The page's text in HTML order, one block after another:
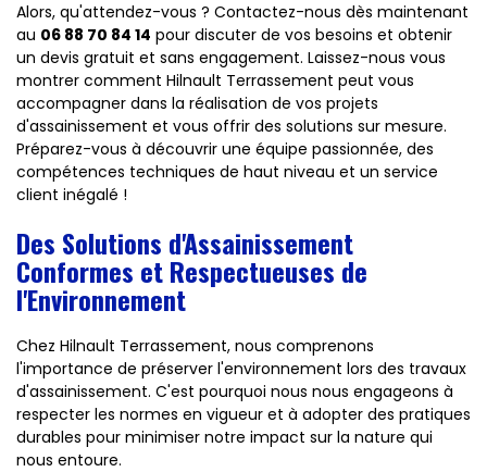
Alors, qu'attendez-vous ? Contactez-nous dès maintenant
au 06 88 70 84 14 pour discuter de vos besoins et obtenir
un devis gratuit et sans engagement. Laissez-nous vous
montrer comment Hilnault Terrassement peut vous
accompagner dans la réalisation de vos projets
d'assainissement et vous offrir des solutions sur mesure.
Préparez-vous à découvrir une équipe passionnée, des
compétences techniques de haut niveau et un service
client inégalé !
Des Solutions d'Assainissement
Conformes et Respectueuses de
l'Environnement
Chez Hilnault Terrassement, nous comprenons
l'importance de préserver l'environnement lors des travaux
d'assainissement. C'est pourquoi nous nous engageons à
respecter les normes en vigueur et à adopter des pratiques
durables pour minimiser notre impact sur la nature qui
nous entoure.